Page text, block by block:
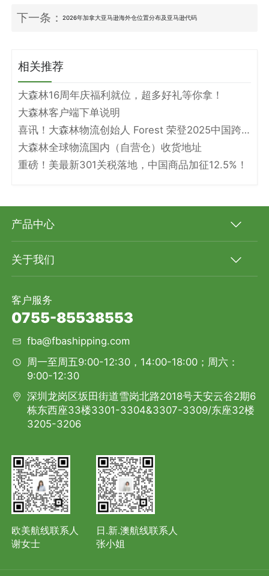
下一条：2026年加拿大亚马逊海外仓位置分布及亚马逊代码
相关推荐
大森林16周年庆福利就位，超多好礼等你拿！
大森林客户端下单说明
喜讯！大森林物流创始人 Forest 荣登2025中国跨境电商物流名人堂！
大森林全球物流国内（自营仓）收货地址
重磅！美最新301关税落地，中国商品加征12.5%！
产品中心
关于我们
客户服务
0755-85538553
fba@fbashipping.com
周一至周五9:00-12:30，14:00-18:00；周六：
9:00-12:30
深圳龙岗区坂田街道雪岗北路2018号天安云谷2期6
栋东西座33楼3301-3304&3307-3309/东座32楼
3205-3206
欧美航线联系人
谢女士
日.新.澳航线联系人
张小姐